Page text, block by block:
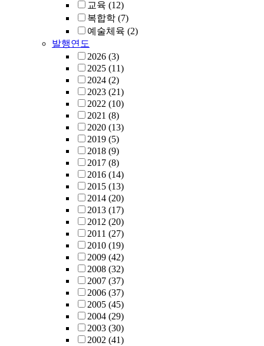
교육 (12)
복합학 (7)
예술체육 (2)
발행연도
2026 (3)
2025 (11)
2024 (2)
2023 (21)
2022 (10)
2021 (8)
2020 (13)
2019 (5)
2018 (9)
2017 (8)
2016 (14)
2015 (13)
2014 (20)
2013 (17)
2012 (20)
2011 (27)
2010 (19)
2009 (42)
2008 (32)
2007 (37)
2006 (37)
2005 (45)
2004 (29)
2003 (30)
2002 (41)